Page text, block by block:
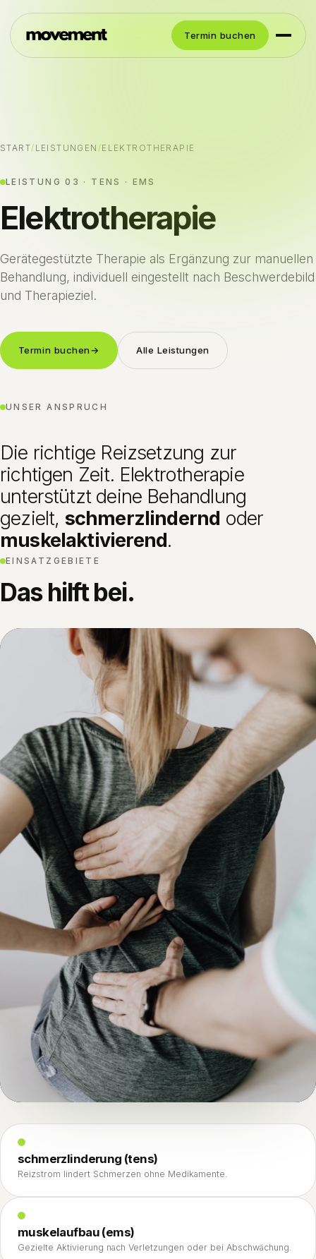
Termin buchen
START/ LEISTUNGEN / ELEKTROTHERAPIE
LEISTUNG 03 · TENS · EMS
Elektrotherapie
Gerätegestützte Therapie als Ergänzung zur manuellen
Behandlung, individuell eingestellt nach Beschwerdebild
und Therapieziel.
Termin buchen→ Alle Leistungen
UNSER ANSPRUCH
Die richtige Reizsetzung zur
richtigen Zeit. Elektrotherapie
unterstützt deine Behandlung
gezielt, schmerzlindernd oder
muskelaktivierend.
EINSATZGEBIETE
Das hilft bei.
schmerzlinderung (tens)
Reizstrom lindert Schmerzen ohne Medikamente.
muskelaufbau (ems)
Gezielte Aktivierung nach Verletzungen oder bei Abschwächung.